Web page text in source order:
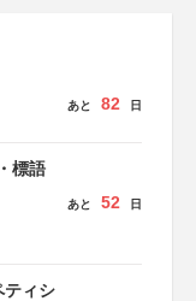
あと 82 日
標語
あと 52 日
ティシ